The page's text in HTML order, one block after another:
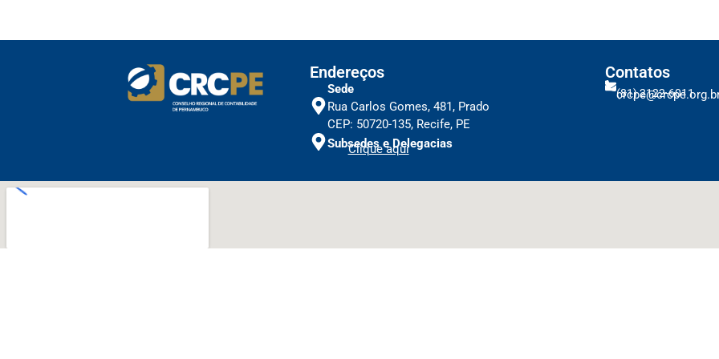
Endereços
Sede
Rua Carlos Gomes, 481, Prado
CEP: 50720-135, Recife, PE
Subsedes e Delegacias
Clique aqui
Contatos
(81) 2122-6011